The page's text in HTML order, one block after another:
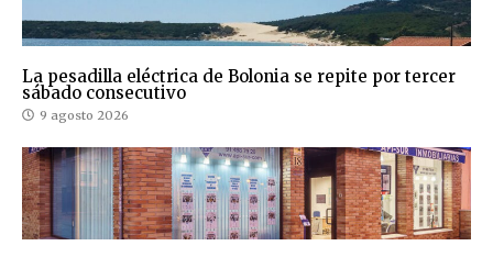
La pesadilla eléctrica de Bolonia se repite por tercer
sábado consecutivo
9 agosto 2026